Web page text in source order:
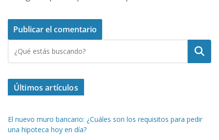
Buscar
Últimos artículos
El nuevo muro bancario: ¿Cuáles son los requisitos para pedir
una hipoteca hoy en día?